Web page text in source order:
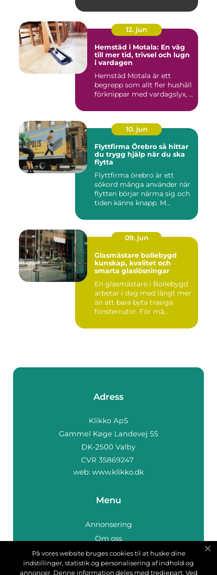
12. jun
Hemstäd i Motala: En väg
till mer tid, trivsel och lugn
i vardagen
Hemstäd Motala är ett
begrepp som allt fler hushåll
förknippar med vardagslyx, ...
10. jun
Flyttfirma Örebro så hittar
du trygg hjälp när du ska
flytta
Flyttfirma örebro är ett
sökord många använder när
flytten börjar närma sig och
tiden känns knapp. M...
09. jun
Glasmästare bollebygd
kunskap, kvalitet och
smarta glaslösningar
En glasmästare i Bollebygd
arbetar i dag med långt mer
än att bara byta trasiga
fönsterrutor. För må...
Adress
web: www.klikko.dk
Menu
Annonsering
Om oss
Cookies
Kontakta oss
På vores website bruges cookies til at huske dine
indstillinger, statistik og personalisering af indhold og
annoncer. Denne information deles med tredjepart. Ved